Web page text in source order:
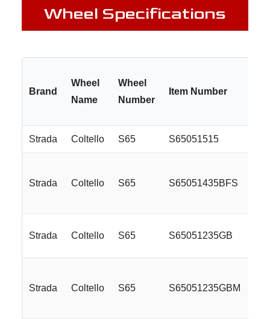
Wheel Specifications
Brand
Wheel
Name
Wheel
Number
Item Number
Strada Coltello S65 S65051515
Strada Coltello S65 S65051435BFS
Strada Coltello S65 S65051235GB
Strada Coltello S65 S65051235GBM